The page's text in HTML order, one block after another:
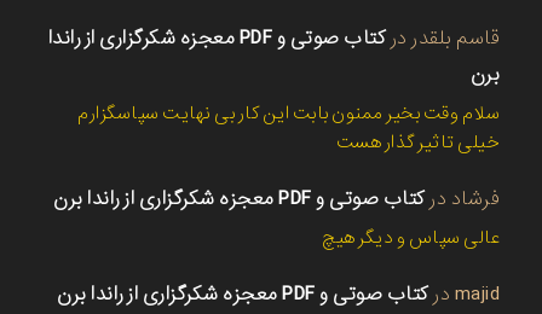
قاسم بلقدر در
کتاب صوتی و PDF معجزه شکرگزاری از راندا
برن
سلام وقت بخیر ممنون بابت این کار بی نهایت سپاسگزارم
خیلی تاثیر گذار هست
فرشاد درکتاب صوتی و PDF معجزه شکرگزاری از راندا برن
عالی سپاس و دیگر هیچ
majid درکتاب صوتی و PDF معجزه شکرگزاری از راندا برن